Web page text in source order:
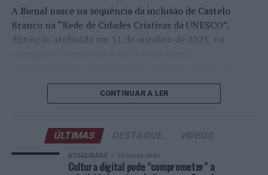
protagonizaram as melhores campanhas da edição,
ambos alcançando os quartos de final. Torres assinou
um dos resultados mais marcantes do torneio ao
neerlandês Botic van de Zandschulp, alcançando
também os quartos de final, onde acabou eliminado pelo
italiano Luciano Darderi, num encontro decidido em três
A Bienal nasce na sequência da inclusão de Castelo
Branco na “Rede de Cidades Criativas da UNESCO”,
distinção atribuída em 31 de outubro de 2023, na
“valor patrimonial, artístico e identitário” do “Bordado
de Castelo Branco”, uma das manifestações mais
da identidade albicastrense.
Ao longo de dois dias, especialistas nacionais e
internacionais, investigadores, artesãos, representantes
CONTINUAR A LER
ÚLTIMAS
ATUALIDADE 10 horas atrás
Cultura digital pode “comprometer” a